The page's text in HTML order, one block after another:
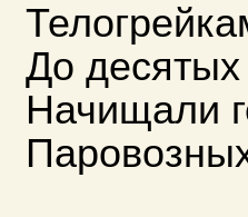
До десятых
Начищали